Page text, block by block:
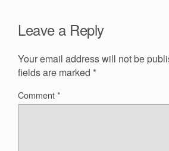
Leave a Reply
Your email address will not be
fields are marked *
Comment*